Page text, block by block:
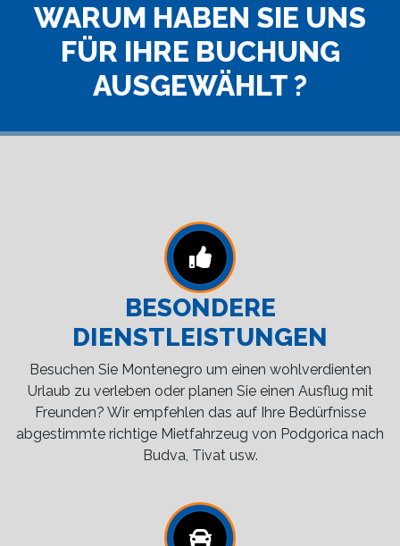
WARUM HABEN SIE UNS
FÜR IHRE BUCHUNG
AUSGEWÄHLT ?
BESONDERE
DIENSTLEISTUNGEN
Besuchen Sie Montenegro um einen wohlverdienten
Urlaub zu verleben oder planen Sie einen Ausflug mit
Freunden? Wir empfehlen das auf Ihre Bedürfnisse
abgestimmte richtige Mietfahrzeug von Podgorica nach
Budva, Tivat usw.